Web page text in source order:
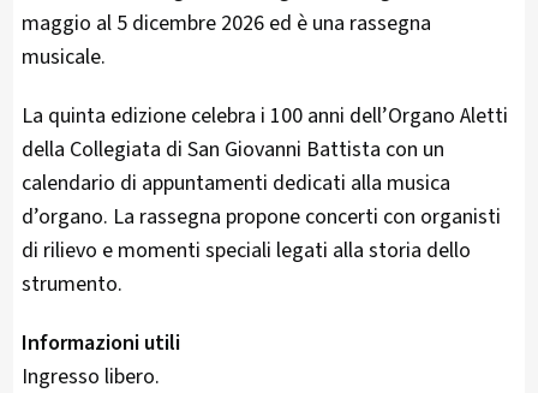
maggio al 5 dicembre 2026 ed è una rassegna
musicale.
La quinta edizione celebra i 100 anni dell’Organo Aletti
della Collegiata di San Giovanni Battista con un
calendario di appuntamenti dedicati alla musica
d’organo. La rassegna propone concerti con organisti
di rilievo e momenti speciali legati alla storia dello
strumento.
Informazioni utili
Ingresso libero.